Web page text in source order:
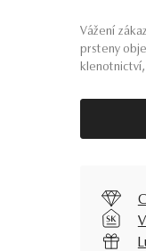
Vážení
prsteny
klenotnictví,